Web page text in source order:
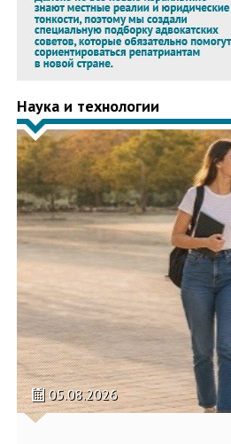
Наука и технологии
05.08.2026